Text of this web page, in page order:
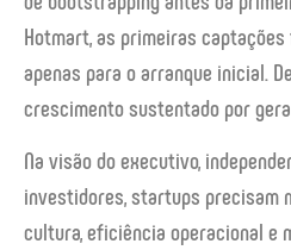
Hotmart, as primeiras
apenas para o arranque inicial.
crescimento sustentado por
Na visão do executivo,
investidores, startups precisam
cultura, eficiência operacional e